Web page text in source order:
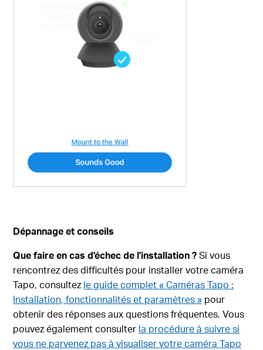
Dépannage et conseils
Que faire en cas d'échec de l'installation ?Si vous
rencontrez des difficultés pour installer votre caméra
Tapo, consultez le guide complet « Caméras Tapo :
Installation, fonctionnalités et paramètres » pour
obtenir des réponses aux questions fréquentes. Vous
pouvez également consulter la procédure à suivre si
vous ne parvenez pas à visualiser votre caméra Tapo